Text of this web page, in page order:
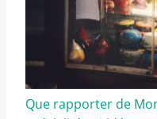
Que rapporter de